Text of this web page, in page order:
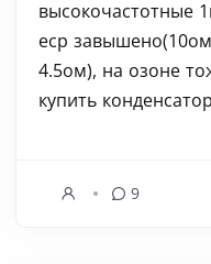
высокочастотные
еср
4.5ом), на озоне
купить
9